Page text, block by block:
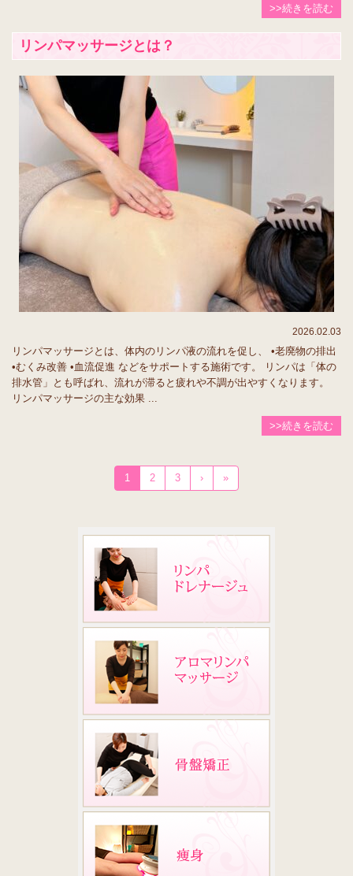
>>続きを読む
リンパマッサージとは？
2026.02.03
リンパマッサージとは、体内のリンパ液の流れを促し、 •老廃物の排出
•むくみ改善 •血流促進 などをサポートする施術です。 リンパは「体の
排水管」とも呼ばれ、流れが滞ると疲れや不調が出やすくなります。
リンパマッサージの主な効果 ...
>>続きを読む
1 2 3 › »